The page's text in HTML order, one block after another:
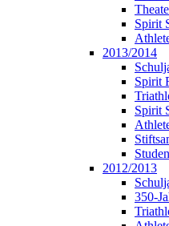
Spirit
2013/2014
Spirit
Spirit
2012/2013
350-